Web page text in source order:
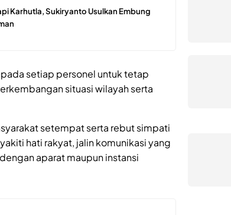
Karhutla, Sukiryanto Usulkan Embung
setiap personel untuk tetap
situasi wilayah serta
setempat serta rebut simpati
hati rakyat, jalin komunikasi yang
aparat maupun instansi